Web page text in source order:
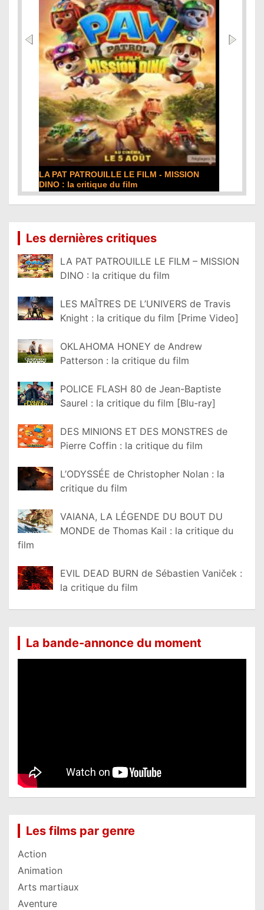
DE LA COMÉDIE-FRANÇAISE : la critique du
film
Les dernières critiques
LA PAT PATROUILLE LE FILM – MISSION
DINO : la critique du film
LES MAÎTRES DE L’UNIVERS de Travis
Knight : la critique du film [Prime Video]
OKLAHOMA HONEY de Andrew
Patterson : la critique du film
POLICE FLASH 80 de Jean-Baptiste
Saurel : la critique du film [Blu-ray]
DES MINIONS ET DES MONSTRES de
Pierre Coffin : la critique du film
L’ODYSSÉE de Christopher Nolan : la
critique du film
VAIANA, LA LÉGENDE DU BOUT DU
MONDE de Thomas Kail : la critique du
film
EVIL DEAD BURN de Sébastien Vaniček :
la critique du film
La bande-annonce du moment
Les films par genre
Action
Animation
Arts martiaux
Aventure